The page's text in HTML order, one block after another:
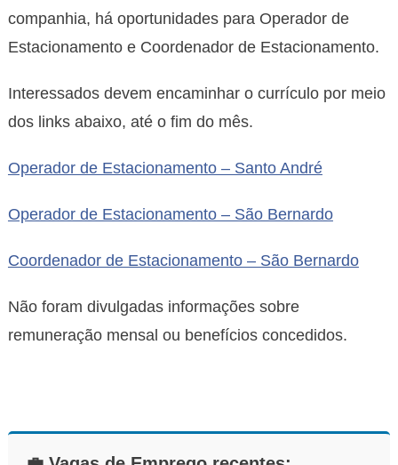
companhia, há oportunidades para Operador de
Estacionamento e Coordenador de Estacionamento.
Interessados devem encaminhar o currículo por meio
dos links abaixo, até o fim do mês.
Operador de Estacionamento – Santo André
Operador de Estacionamento – São Bernardo
Coordenador de Estacionamento – São Bernardo
Não foram divulgadas informações sobre
remuneração mensal ou benefícios concedidos.